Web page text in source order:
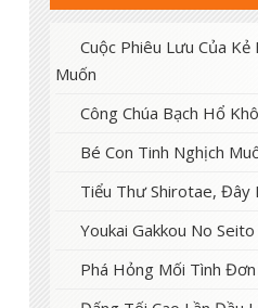
Cuộc Phiêu Lưu Của
Muốn
Công Chúa Bạch Hổ
Bé Con Tinh Nghịch
Tiểu Thư Shirotae, Đây
Youkai Gakkou No
Phá Hỏng Mối Tình